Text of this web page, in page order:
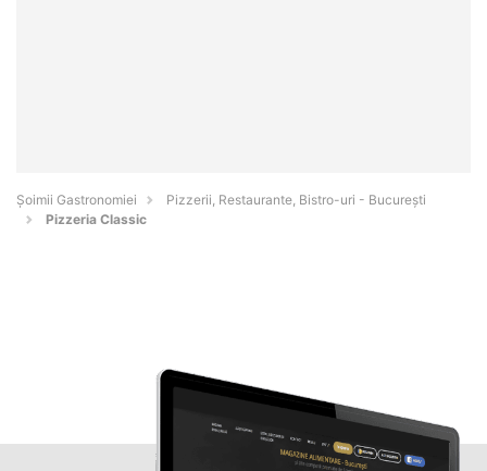
Șoimii Gastronomiei
Pizzerii, Restaurante, Bistro-uri - Bucureşti
Pizzeria Classic